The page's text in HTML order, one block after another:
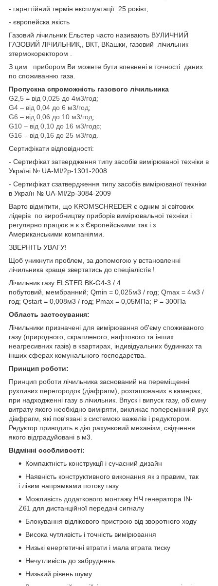
- гарнттійний термін експлуатації 25 роківт;
- європейска якість
Газовий лічильник Ельстер часто називають ВУЛИЧНИЙ
ГАЗОВИЙ ЛІЧИЛЬНИК,, ВКТ, ВКашки, газовий лічильник
зтермокоректором .
З цим прибором Ви можете бути впевнені в точності даних
по споживанню газа.
Пропускна спроможність газового лічильника
G2,5 = від 0,025 до 4м3/год;
G4 – від 0,04 до 6 м3/год;
G6 – від 0,06 до 10 м3/год;
G10 – від 0,10 до 16 м3/годс;
G16 – від 0,16 до 25 м3/год.
Сертифікати відповідності:
- Сертифікат затвердження типу засобів вимірюваної техніки в
Україні № UA-MI/2p-1301-2008
- Сертифікат сзатвердження типу засобів вимірюваної техніки
в Україн № UA-MI/2p-3084-2009
Варто відмітити, що KROMSCHREDER є одним зі світових
лідерів по виробництву приборів вимірювальної техніки і
регулярно працює я к з Європейськими так і з
Американськими компаніями.
ЗВЕРНІТЬ УВАГУ!
Щоб уникнути проблем, за допомогою у встановленні
лічильника краще звертатись до спеціалістів !
Лічильник газу ELSTER ВК-G4-3 / 4
побутовий, мембранний; Qmin = 0,025м3 / год; Qmax = 4м3 /
год; Qstart = 0,008м3 / год; Pmax = 0,05МПа; P = 300Па
Область застосування:
Лічильники призначені для вимірювання об'єму споживаного
газу (природного, скрапленого, нафтового та інших
неагресивних газів) в квартирах, індивідуальних будинках та
інших сферах комунального господарства.
Принцип роботи:
Принцип роботи лічильника заснований на переміщенні
рухливих перегородок (діафрагм), розташованих в камерах,
при надходженні газу в лічильник. Впуск і випуск газу, об'ємну
витрату якого необхідно виміряти, викликає поперемінний рух
діафрагм, які пов'язані з системою важелів і редуктором.
Редуктор приводить в дію рахунковий механізм, свідчення
якого відградуйовані в м3.
Відмінні особливості:
Компактність конструкції і сучасний дизайн
Наявність конструктивного виконання як з правим, так
і лівим напрямками потоку газу
Можливість додаткового монтажу НЧ генератора IN-
Z61 для дистанційної передачі сигналу
Блокування відлікового пристрою від зворотного ходу
Висока чутливість і точність вимірювання
Низькі енергетичні втрати і мала втрата тиску
Нечутливість до забруднень
Низький рівень шуму